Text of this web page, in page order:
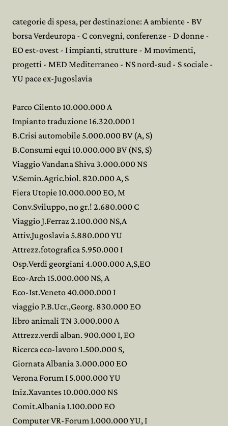
categorie di spesa, per destinazione: A ambiente - BV
borsa Verdeuropa - C convegni, conferenze - D donne -
EO est-ovest - I impianti, strutture - M movimenti,
progetti - MED Mediterraneo - NS nord-sud - S sociale -
YU pace ex-Jugoslavia
Parco Cilento 10.000.000 A
Impianto traduzione 16.320.000 I
B.Crisi automobile 5.000.000 BV (A, S)
B.Consumi equi 10.000.000 BV (NS, S)
Viaggio Vandana Shiva 3.000.000 NS
V.Semin.Agric.biol. 820.000 A, S
Fiera Utopie 10.000.000 EO, M
Conv.Sviluppo, no gr.! 2.680.000 C
Viaggio J.Ferraz 2.100.000 NS,A
Attiv.Jugoslavia 5.880.000 YU
Attrezz.fotografica 5.950.000 I
Osp.Verdi georgiani 4.000.000 A,S,EO
Eco-Arch 15.000.000 NS, A
Eco-Ist.Veneto 40.000.000 I
viaggio P.B.Ucr.,Georg. 830.000 EO
libro animali TN 3.000.000 A
Attrezz.verdi alban. 900.000 I, EO
Ricerca eco-lavoro 1.500.000 S,
Giornata Albania 3.000.000 EO
Verona Forum I 5.000.000 YU
Iniz.Xavantes 10.000.000 NS
Comit.Albania 1.100.000 EO
Computer VR-Forum 1.000.000 YU, I